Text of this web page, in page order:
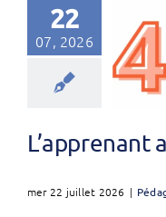
22
07, 2026
L’apprenant
mer 22 juillet 2026 |